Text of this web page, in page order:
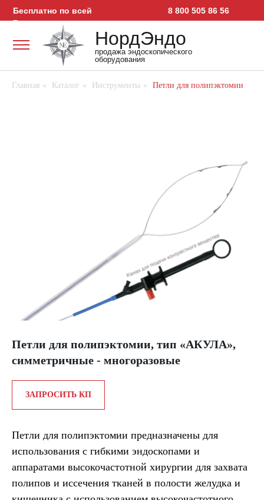
Бесплатно по всей
России:
НордЭндо
продажа эндоскопического
оборудования
8 800 505 86 56
Главная » Каталог » Инструменты » Петли для полипэктомии
Петли для полипэктомии, тип «АКУЛА»,
симметричные - многоразовые
ЗАПРОСИТЬ КП
Петли для полипэктомии предназначены для
использования с гибкими эндоскопами и
аппаратами высокочастотной хирургии для захвата
полипов и иссечения тканей в полости желудка и